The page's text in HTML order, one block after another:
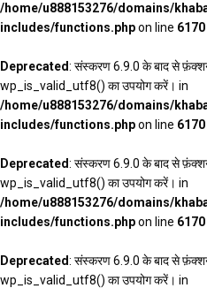
/home/u888153276/domains/
includes/functions.phpon line 6170
Deprecated: संस्करण 6.9.0 के बाद से
wp_is_valid_utf8() का उपयोग करें। in
/home/u888153276/domains/
includes/functions.phpon line 6170
Deprecated: संस्करण 6.9.0 के बाद से
wp_is_valid_utf8() का उपयोग करें। in
/home/u888153276/domains/
includes/functions.phpon line 6170
Deprecated: संस्करण 6.9.0 के बाद से
wp_is_valid_utf8() का उपयोग करें। in